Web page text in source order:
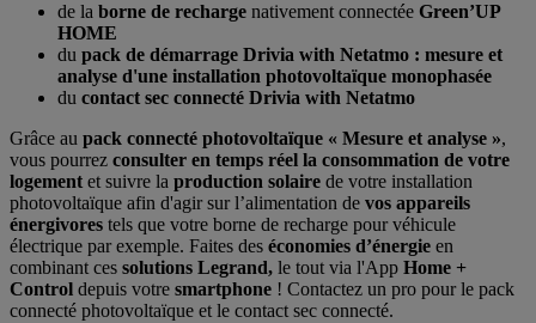
de la borne de recharge nativement connectée Green’UP
HOME
du pack de démarrage Drivia with Netatmo : mesure et
analyse d'une installation photovoltaïque monophasée
du contact sec connecté Drivia with Netatmo
Grâce au pack connecté photovoltaïque « Mesure et analyse »,
vous pourrez consulter en temps réel la consommation de votre
logement et suivre la production solaire de votre installation
photovoltaïque afin d'agir sur l’alimentation de vos appareils
énergivores tels que votre borne de recharge pour véhicule
électrique par exemple. Faites des économies d’énergie en
combinant ces solutions Legrand, le tout via l'App Home +
Control depuis votre smartphone ! Contactez un pro pour le pack
connecté photovoltaïque et le contact sec connecté.